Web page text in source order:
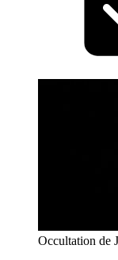
Occultation de